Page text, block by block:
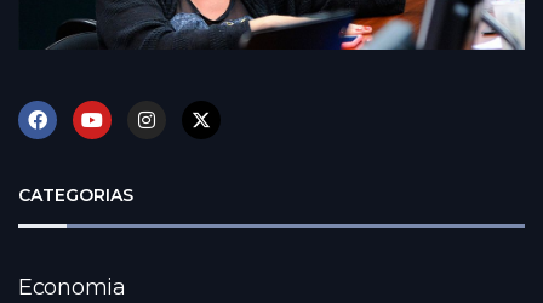
CATEGORIAS
Economia